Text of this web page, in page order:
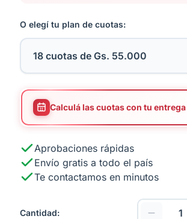
O elegí tu plan de cuotas:
Aprobaciones rápidas
Envío gratis a todo el país
Te contactamos en minutos
Cantidad: